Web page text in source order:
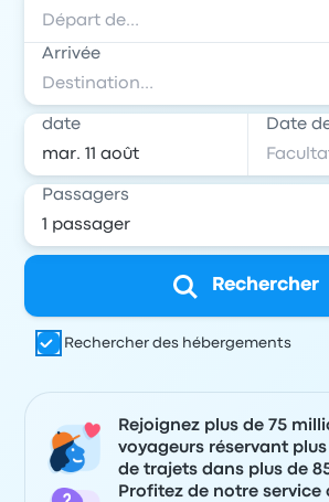
Arrivée
date Date
Passagers
Rechercher
Rechercher des hébergements
Rejoignez plus de 75
voyageurs réservant
de trajets dans plus de
Profitez de notre service